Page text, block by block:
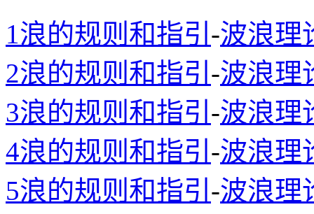
1浪的规则和指引 -波浪理
2浪的规则和指引 -波浪理
3浪的规则和指引 -波浪理
4浪的规则和指引 -波浪理
5浪的规则和指引 -波浪理